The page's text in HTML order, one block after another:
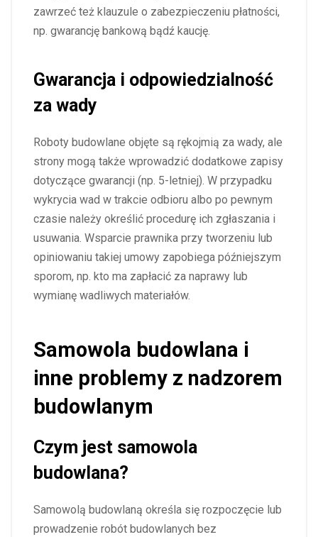
zawrzeć też klauzule o zabezpieczeniu płatności,
np. gwarancję bankową bądź kaucję.
Gwarancja i odpowiedzialność
za wady
Roboty budowlane objęte są rękojmią za wady, ale
strony mogą także wprowadzić dodatkowe zapisy
dotyczące gwarancji (np. 5-letniej). W przypadku
wykrycia wad w trakcie odbioru albo po pewnym
czasie należy określić procedurę ich zgłaszania i
usuwania. Wsparcie prawnika przy tworzeniu lub
opiniowaniu takiej umowy zapobiega późniejszym
sporom, np. kto ma zapłacić za naprawy lub
wymianę wadliwych materiałów.
Samowola budowlana i
inne problemy z nadzorem
budowlanym
Czym jest samowola
budowlana?
Samowolą budowlaną określa się rozpoczęcie lub
prowadzenie robót budowlanych bez